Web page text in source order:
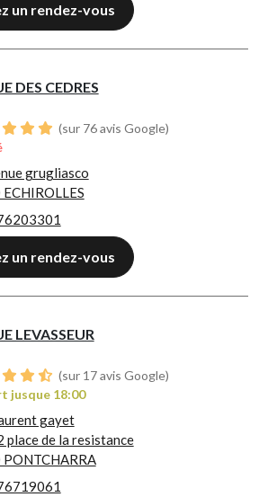
un rendez-vous
DES CEDRES
(sur 76 avis Google)
grugliasco
un rendez-vous
LEVASSEUR
(sur 17 avis Google)
jusque 18:00
gayet
place de la resistance